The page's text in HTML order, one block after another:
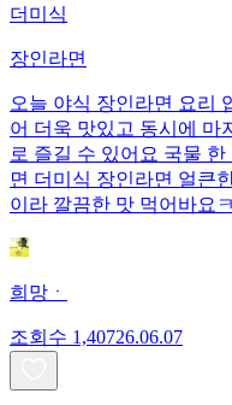
더미식
장인라면
오늘 야식 장인라면 요리
어 더욱 맛있고 동시에 마
로 즐길 수 있어요 국물
면 더미식 장인라면 얼큰
이라 깔끔한 맛 먹어바요ㅋ
희망ㆍ
조회수 1,40726.06.07